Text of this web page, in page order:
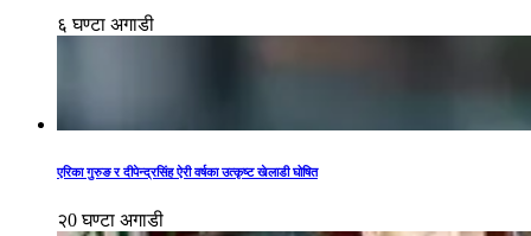
६ घण्टा अगाडी
एरिका गुरुङ र दीपेन्द्रसिंह ऐरी वर्षका उत्कृष्ट खेलाडी घोषित
२0 घण्टा अगाडी